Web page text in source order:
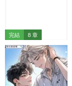
完結 8 章